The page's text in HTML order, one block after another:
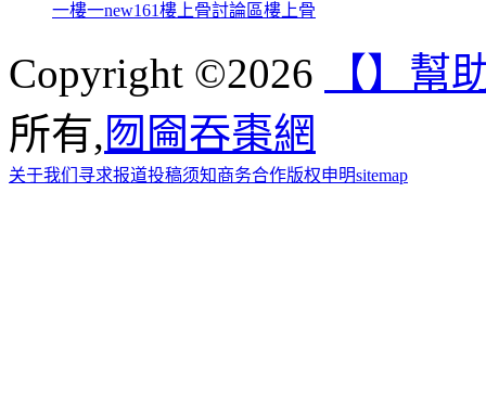
一樓一new161樓上骨討論區樓上骨
Copyright ©2026
【】幫
所有,囫圇吞棗網
关于我们 寻求报道投稿须知商务合作版权申明sitemap